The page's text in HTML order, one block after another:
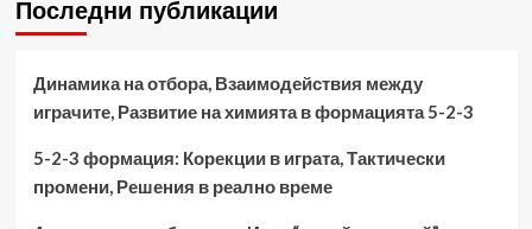
Последни публикации
Динамика на отбора, Взаимодействия между
играчите, Развитие на химията в формацията 5-2-3
5-2-3 формация: Корекции в играта, Тактически
промени, Решения в реално време